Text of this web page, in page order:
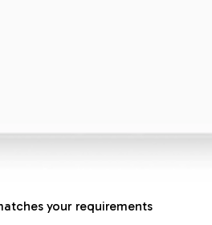
your requirements